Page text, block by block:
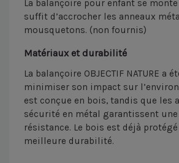
La balançoire pour enfant se
suffit d’accrocher les anneaux
mousquetons. (non fournis)
Matériaux et durabilité
La balançoire OBJECTIF NATURE a
minimiser son impact sur
est conçue en bois, tandis que les
sécurité en métal garantissent
résistance. Le bois est déjà
meilleure durabilité.